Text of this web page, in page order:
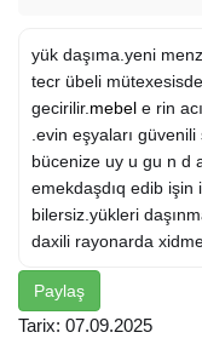
yük daşıma.yeni
tecr übeli
gecirilir.mebel e rin
.evin eşyaları
bücenize uy u gu n d
emekdaşdıq edib
bilersiz.yükleri
daxili rayonarda
Paylaş
Tarix: 07.09.2025